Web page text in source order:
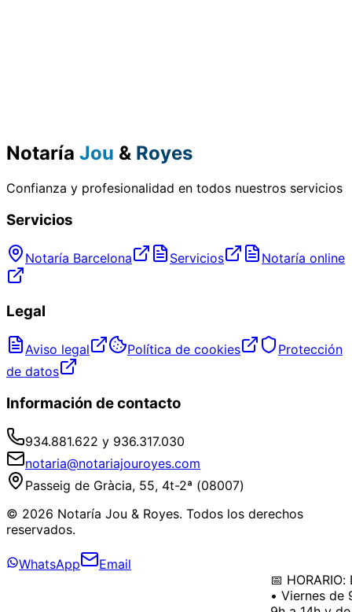
Notaría Jou & Royes
Confianza y profesionalidad en todos nuestros servicios
Servicios
Notaría Barcelona Servicios Notaría online
Legal
Aviso legal Política de cookies
Protección
de datos
Información de contacto
934.881.622 y 936.317.030
notaria@notariajouroyes.com
Passeig de Gràcia, 55, 4t-2ª (08007)
© 2026 Notaría Jou & Royes. Todos los derechos
reservados.
WhatsApp
Email
📅
• Viernes de